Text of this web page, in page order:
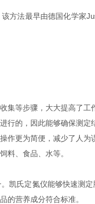
法最早由德国化学家
等步骤，大大提高了工
的，因此能够确保测定
更为简便，减少了人为
、食品、水等。
氏定氮仪能够快速测定
的营养成分符合标准。